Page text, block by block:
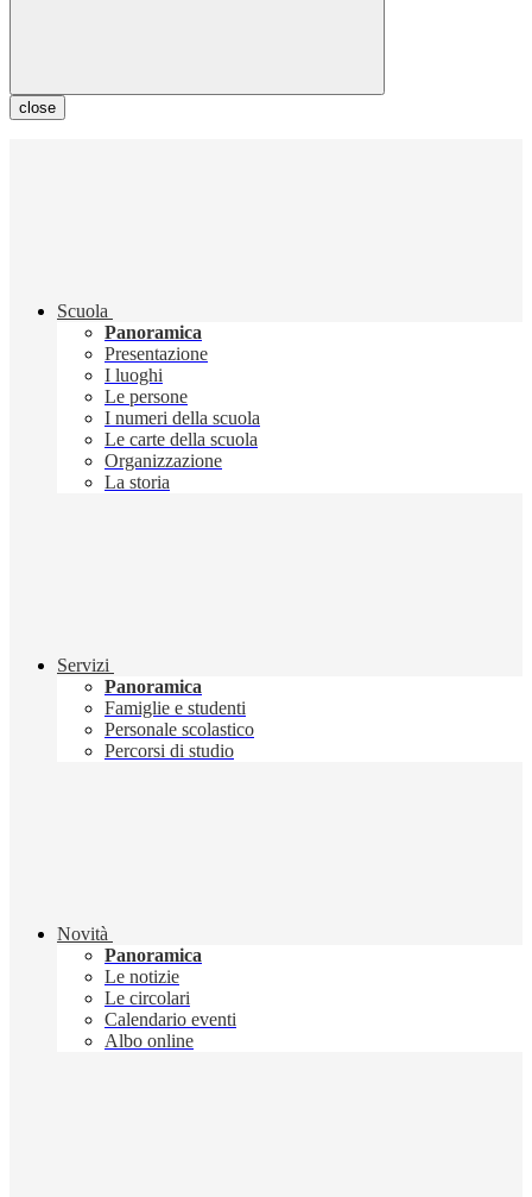
close
Scuola
Panoramica
Presentazione
I luoghi
Le persone
I numeri della scuola
Le carte della scuola
Organizzazione
La storia
Servizi
Panoramica
Famiglie e studenti
Personale scolastico
Percorsi di studio
Novità
Panoramica
Le notizie
Le circolari
Calendario eventi
Albo online